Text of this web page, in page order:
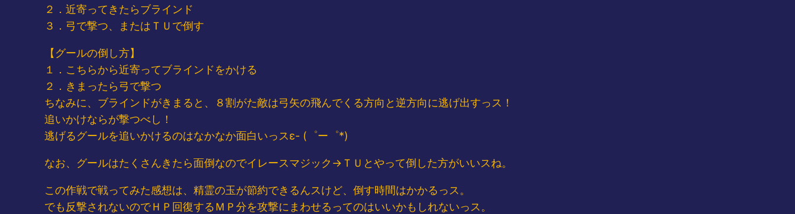
２．近寄ってきたらブラインド
３．弓で撃つ、またはＴＵで倒す
【グールの倒し方】
１．こちらから近寄ってブラインドをかける
２．きまったら弓で撃つ
ちなみに、ブラインドがきまると、８割がた敵は弓矢の飛んでくる方向と逆方向に逃げ出すっス！
追いかけならが撃つべし！
逃げるグールを追いかけるのはなかなか面白いっスε- (゜ー゜*)
なお、グールはたくさんきたら面倒なのでイレースマジック→ＴＵとやって倒した方がいいスね。
この作戦で戦ってみた感想は、精霊の玉が節約できるんスけど、倒す時間はかかるっス。
でも反撃されないのでＨＰ回復するＭＰ分を攻撃にまわせるってのはいいかもしれないっス。